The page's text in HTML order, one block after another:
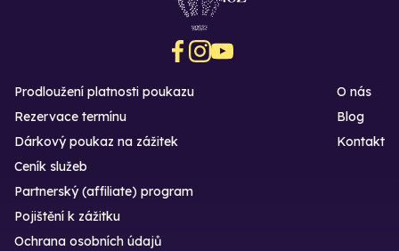
Prodloužení platnosti poukazu
Rezervace termínu
Dárkový poukaz na zážitek
O nás
Blog
Kontakt
Ceník služeb
Partnerský (affiliate) program
Pojištění k zážitku
Ochrana osobních údajů